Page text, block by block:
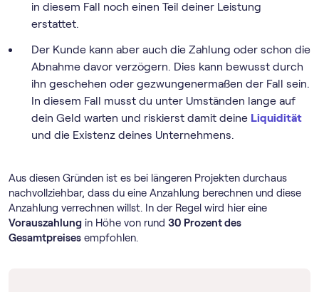
in diesem Fall noch einen Teil deiner Leistung
erstattet.
Der Kunde kann aber auch die Zahlung oder schon die
Abnahme davor verzögern. Dies kann bewusst durch
ihn geschehen oder gezwungenermaßen der Fall sein.
In diesem Fall musst du unter Umständen lange auf
dein Geld warten und riskierst damit deine Liquidität
und die Existenz deines Unternehmens.
Aus diesen Gründen ist es bei längeren Projekten durchaus
nachvollziehbar, dass du eine Anzahlung berechnen und diese
Anzahlung verrechnen willst. In der Regel wird hier eine
Vorauszahlung in Höhe von rund 30 Prozent des
Gesamtpreises empfohlen.